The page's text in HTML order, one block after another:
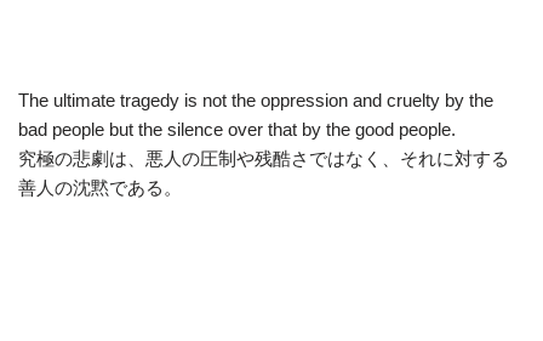
The ultimate tragedy is not the oppression and cruelty by the
bad people but the silence over that by the good people.
究極の悲劇は、悪人の圧制や残酷さではなく、それに対する
善人の沈黙である。